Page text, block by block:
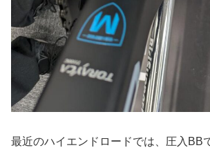
最近のハイエンドロードでは、圧入BB